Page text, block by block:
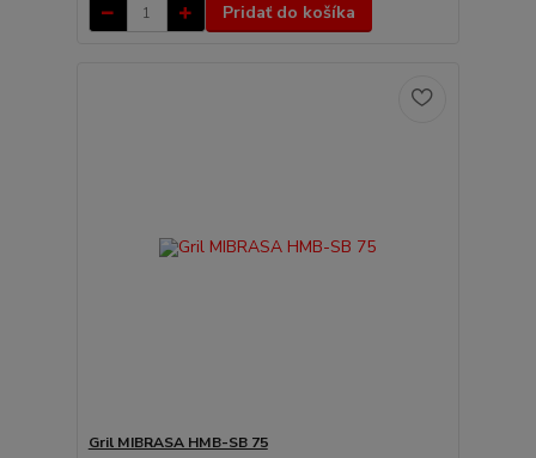
Pridať do košíka
Gril MIBRASA HMB-SB 75